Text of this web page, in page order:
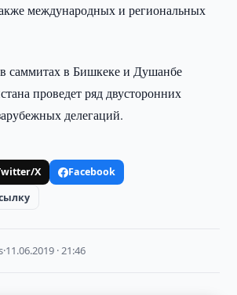
международных и региональных
саммитах в Бишкеке и Душанбе
проведет ряд двусторонних
делегаций.
X
Facebook
·11.06.2019 · 21:46